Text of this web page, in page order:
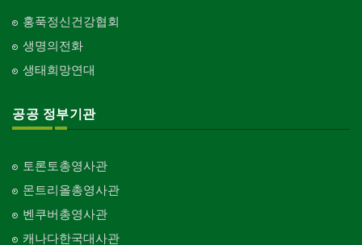
홍푹정신건강협회
생명의전화
생태희망연대
공공 정부기관
토론토총영사관
몬트리올총영사관
벤쿠버총영사관
캐나다한국대사관